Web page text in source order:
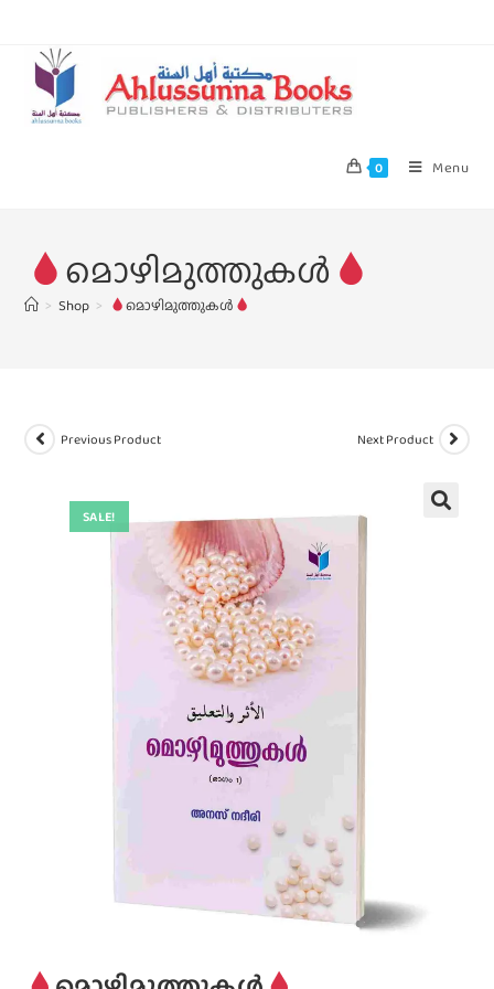
0 Menu
മൊഴിമുത്തുകൾ
> Shop > മൊഴിമുത്തുകൾ
SALE!
Previous Product Next Product